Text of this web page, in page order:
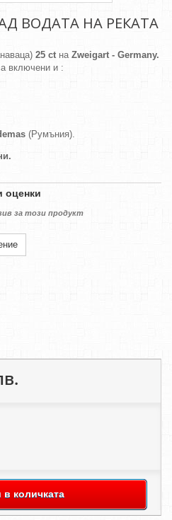
ВОДАТА НА РЕКАТА
25 ct на Zweigart - Germany.
включени и :
(Румъния).
оценки
за този продукт
количката